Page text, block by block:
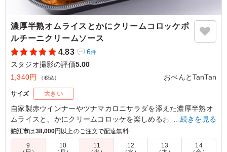
濃厚半熟オムライスとかにクリームコロッケポ
ルチーニクリームソース
4.83
6件
スタジオ撮影の評価5.00
1,340円
（税込） おべんとTanTan
サイズ 大きい
自家製赤ウインナーやツナマカロニサラダを添えた濃厚半熟オ
ムライスと、かにクリームコロッケを楽しめるお弁当です。ポ
ルチーニクリームソースが味のアクセントとなり、食事を華や
かに演出します。会議やセミナーにぴったりな一品を、ぜひお
…続きを見る
狛江市は38,000円以上のご注文で配達無料
9
10
11
12
13
14